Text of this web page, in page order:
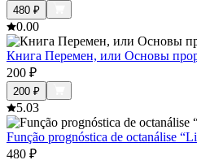
480 ₽
0.00
Книга Перемен, или Основы
200 ₽
200 ₽
5.03
Função prognóstica de octanálise
480 ₽